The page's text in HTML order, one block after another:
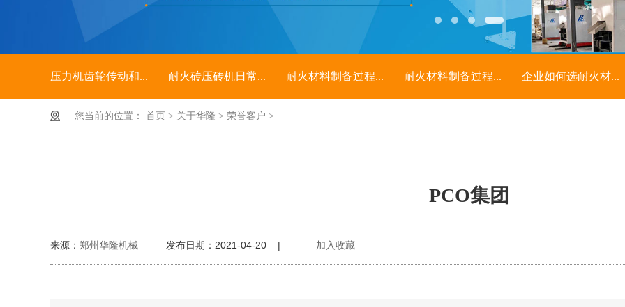
压力机齿轮传动和... 耐火砖压砖机日常... 耐火材料制备过程... 耐火材料制备过程... 企业如何选耐火材...
您当前的位置： 首页 > 关于华隆 > 荣誉客户 >
PCO集团
来源： 郑州华隆机械 发布日期：2021-04-20 | 加入收藏